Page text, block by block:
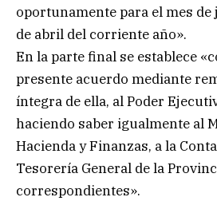
oportunamente para el mes de
de abril del corriente año».
En la parte final se establece
presente acuerdo mediante
íntegra de ella, al Poder
haciendo saber igualmente al
Hacienda y Finanzas, a la
Tesorería General de la
correspondientes».